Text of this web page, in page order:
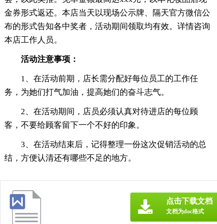
金券形式返还。本店当天以现场公示牌、隔天官方微信公
布的形式告知各中奖者，活动期间领取均有效。详情咨询
本店工作人员。
活动注意事项：
1、在活动前期，店长需分配好每位员工的工作任
务，为她们打气加油，提高她们的奋斗志气。
2、在活动期间，店员必须认真对待进店的每位顾
客，不要给顾客留下一个不好的印象。
3、在活动结束后，记得整理一份这次促销活动的总
结，方便认清还有哪些不足的地方。
点击下载文档
文档为doc格式